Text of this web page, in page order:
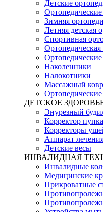
Детские
Зимняя
Летняя детская
Спортивная
Ортопедическая
Наколенники
Налокотники
Массажный
ДЕТСКОЕ
Энурезный
Корректор пупка
Корректоры
Аппарат
Детские весы
ИНВАЛИДНАЯ
Инвалидные
Медицинские
Прикроватные